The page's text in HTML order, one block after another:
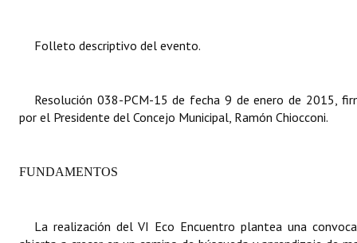
Informes de Unidad Coordinadora
Actas de Audiencias Públicas
Declaraciones
Folleto descriptivo del evento.
Resolución 038-PCM-15 de fecha 9 de enero de 2015,
por el Presidente del Concejo Municipal, Ramón Chiocconi.
FUNDAMENTOS
La realización del VI Eco Encuentro plantea una